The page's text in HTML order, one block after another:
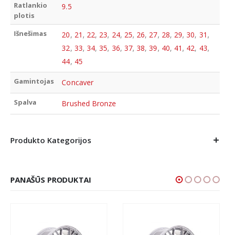
Ratlankio
plotis
9.5
Išnešimas 20, 21 , 22, 23, 24, 25, 26, 27, 28, 29,30, 31 ,
32, 33, 34,35, 36, 37,38,39, 40, 41 , 42, 43,
44, 45
Gamintojas Concaver
Spalva Brushed Bronze
Produkto Kategorijos
PANAŠŪS PRODUKTAI